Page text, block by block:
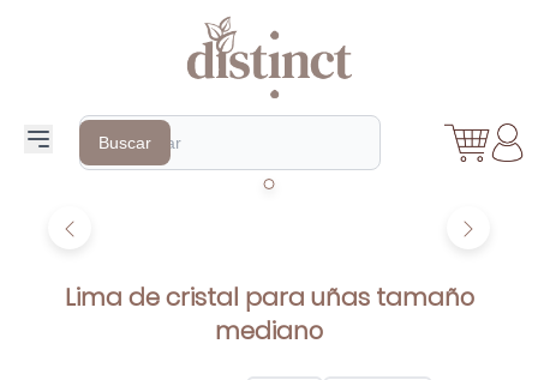
Search
Buscar
Lima de cristal para uñas tamaño
mediano